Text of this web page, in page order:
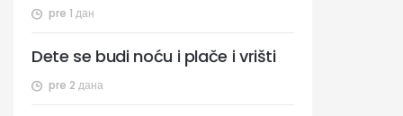
pre 1 дан
pre 2 дана
Dete se budi noću i plače i vrišti